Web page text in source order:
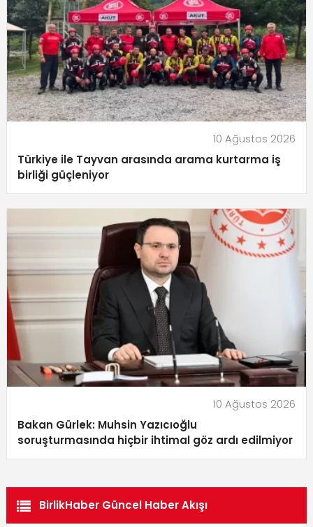
10 Ağustos 2026
Türkiye ile Tayvan arasında arama kurtarma iş
birliği güçleniyor
10 Ağustos 2026
Bakan Gürlek: Muhsin Yazıcıoğlu
soruşturmasında hiçbir ihtimal göz ardı edilmiyor
BirlikHaber Güncel Haber Akışı